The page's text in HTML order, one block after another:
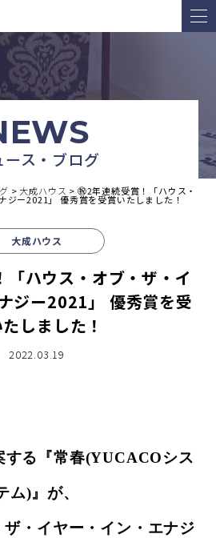
ース・ブログ
> 大成ハウス > ㊗️2年連続受賞！「ハウス・
ジー2021」 優秀賞を受賞いたしました！
大成ハウス
「ハウス・オブ・ザ・イ
ジー2021」 優秀賞を受
しました！
2022.03.19
する『常春(YUCACOシス
ム)』が、
ザ・イヤー・イン・エナジ